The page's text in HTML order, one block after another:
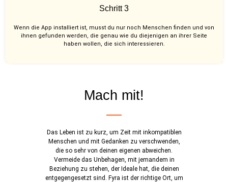
Schritt 3
Wenn die App installiert ist, musst du nur noch Menschen finden und von
ihnen gefunden werden, die genau wie du diejenigen an ihrer Seite
haben wollen, die sich interessieren.
Mach mit!
Das Leben ist zu kurz, um Zeit mit inkompatiblen
Menschen und mit Gedanken zu verschwenden,
die so sehr von deinen eigenen abweichen.
Vermeide das Unbehagen, mit jemandem in
Beziehung zu stehen, der Ideale hat, die deinen
entgegengesetzt sind. Fyra ist der richtige Ort, um